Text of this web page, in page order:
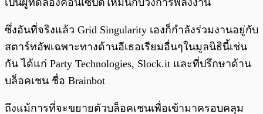
ซึ่งอันที่จริงแล้ว Grid Singularity เองก็กำลังร่วมงานอยู่กับ
สตาร์ทอัพเฉพาะทางด้านอีเธอเรียมอื่นๆในมูลนิธินี้เช่น
กัน ได้แก่ Party Technologies, Slock.it และที่ปรึกษาด้าน
บล็อคเชน ชื่อ Brainbot
ถึงแม้การที่จะขยายตัวบล็อคเชนเพื่อเข้ามาครอบคลุม